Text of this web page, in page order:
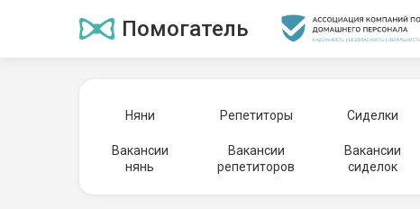
Помогатель
Няни Репетиторы Сиделки
Вакансии
нянь
Вакансии
репетиторов
Вакансии
сиделок